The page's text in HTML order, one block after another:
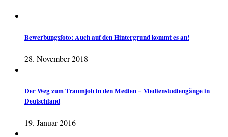
Bewerbungsfoto: Auch auf den Hintergrund kommt es an!
28. November 2018
Der Weg zum Traumjob in den Medien – Medienstudiengänge in
Deutschland
19. Januar 2016